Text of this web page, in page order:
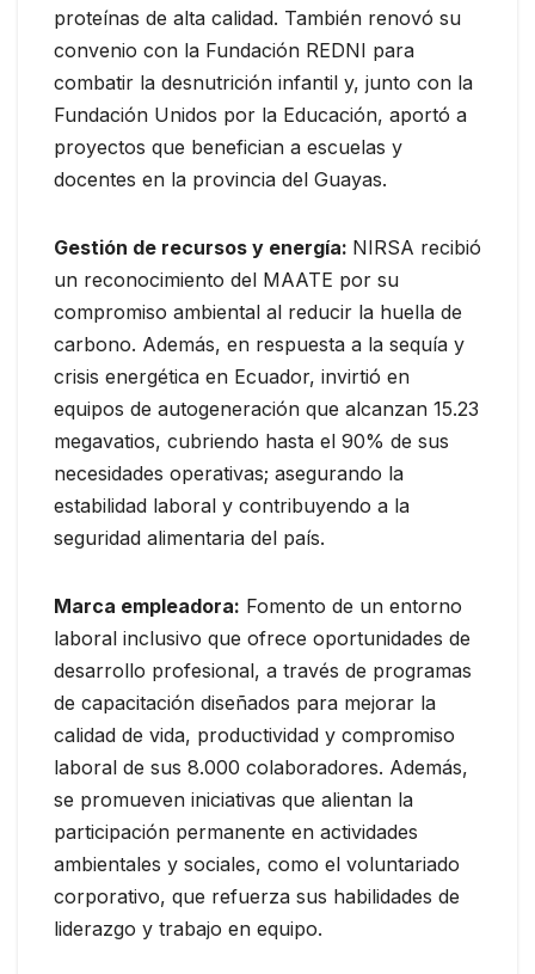
proteínas de alta calidad. También renovó su
convenio con la Fundación REDNI para
combatir la desnutrición infantil y, junto con la
Fundación Unidos por la Educación, aportó a
proyectos que benefician a escuelas y
docentes en la provincia del Guayas.
Gestión de recursos y energía: NIRSA recibió
un reconocimiento del MAATE por su
compromiso ambiental al reducir la huella de
carbono. Además, en respuesta a la sequía y
crisis energética en Ecuador, invirtió en
equipos de autogeneración que alcanzan 15.23
megavatios, cubriendo hasta el 90% de sus
necesidades operativas; asegurando la
estabilidad laboral y contribuyendo a la
seguridad alimentaria del país.
Marca empleadora: Fomento de un entorno
laboral inclusivo que ofrece oportunidades de
desarrollo profesional, a través de programas
de capacitación diseñados para mejorar la
calidad de vida, productividad y compromiso
laboral de sus 8.000 colaboradores. Además,
se promueven iniciativas que alientan la
participación permanente en actividades
ambientales y sociales, como el voluntariado
corporativo, que refuerza sus habilidades de
liderazgo y trabajo en equipo.